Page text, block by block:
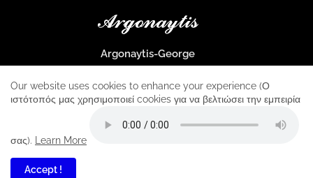
Argonaytis-George
μοναδικός σταθμός για κάθε iphone
All Right Reserved Copyright ...
Home
Our website uses cookies to enhance your experience (Ο
ιστότοπός μας χρησιμοποιεί cookies για να βελτιώσει την εμπειρία
σας). Learn More
Accept !